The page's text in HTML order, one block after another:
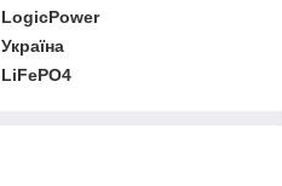
LogicPower
Україна
LiFePO4